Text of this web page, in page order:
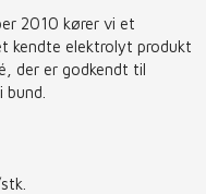
2010 kører vi et
kendte elektrolyt produkt
der er godkendt til